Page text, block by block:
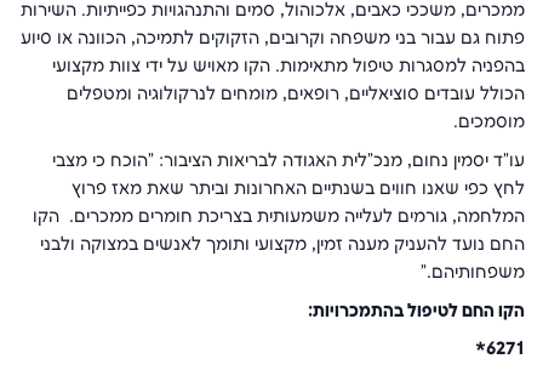
ממכרים, משככי כאבים, אלכוהול, סמים והתנהגויות כפייתיות. השירות
פתוח גם עבור בני משפחה וקרובים, הזקוקים לתמיכה, הכוונה או סיוע
בהפניה למסגרות טיפול מתאימות. הקו מאויש על ידי צוות מקצועי
הכולל עובדים סוציאליים, רופאים, מומחים לנרקולוגיה ומטפלים
מוסמכים.
עו"ד יסמין נחום, מנכ"לית האגודה לבריאות הציבור: "הוכח כי מצבי
לחץ כפי שאנו חווים בשנתיים האחרונות וביתר שאת מאז פרוץ
המלחמה, גורמים לעלייה משמעותית בצריכת חומרים ממכרים. הקו
החם נועד להעניק מענה זמין, מקצועי ותומך לאנשים במצוקה ולבני
משפחותיהם."
הקו החם לטיפול בהתמכרויות:
6271
*